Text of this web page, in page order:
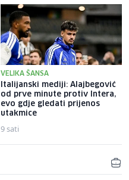
VELIKA ŠANSA
Italijanski mediji: Alajbegović
od prve minute protiv Intera,
evo gdje gledati prijenos
utakmice
9 sati